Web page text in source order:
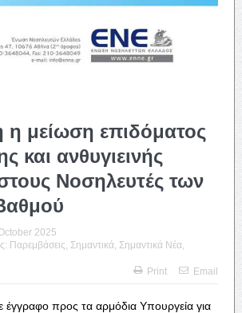
μείωση επιδόματος
και ανθυγιεινής
Νοσηλευτές των
2025
Παρεμβάσεις Σημαντικά Σημαντικά Νέα
Print
Email
έγγραφο προς τα αρμόδια Υπουργεία για